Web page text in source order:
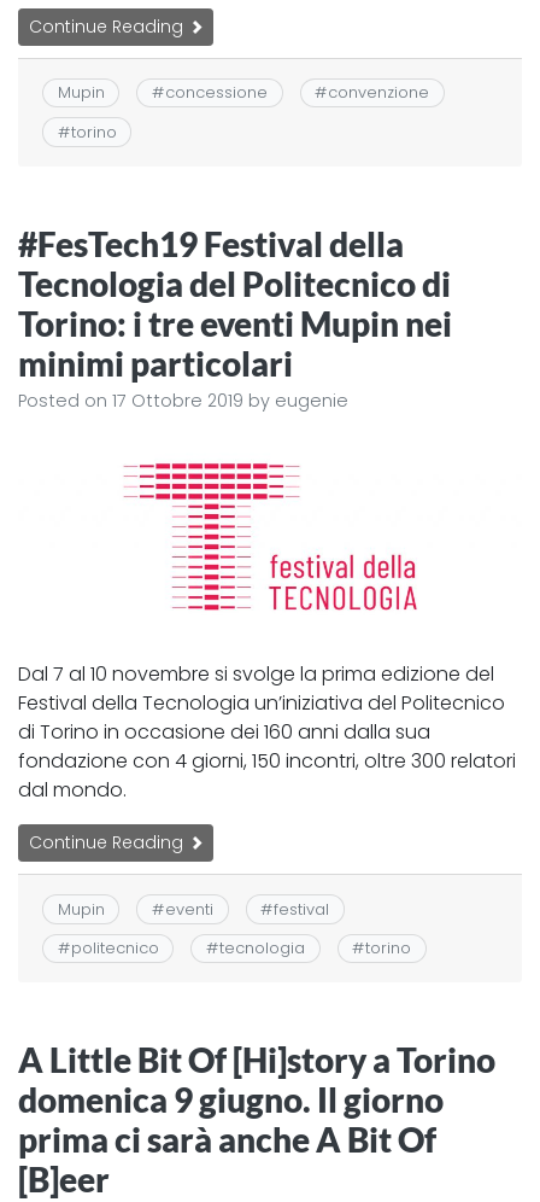
Continue Reading
Mupin #concessione #convenzione
#torino
#FesTech19 Festival della
Tecnologia del Politecnico di
Torino: i tre eventi Mupin nei
minimi particolari
Posted on 17 Ottobre 2019 by eugenie
Dal 7 al 10 novembre si svolge la prima edizione del
Festival della Tecnologia un’iniziativa del Politecnico
di Torino in occasione dei 160 anni dalla sua
fondazione con 4 giorni, 150 incontri, oltre 300 relatori
dal mondo.
Continue Reading
Mupin #eventi #festival
#politecnico #tecnologia #torino
A Little Bit Of [Hi]story a Torino
domenica 9 giugno. Il giorno
prima ci sarà anche A Bit Of
[B]eer